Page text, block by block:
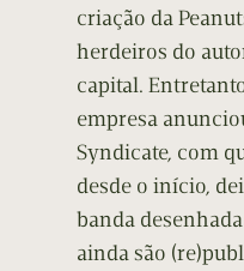
criação da
herdeiros do
capital.
empresa
Syndicate, com
desde o início,
banda
ainda são